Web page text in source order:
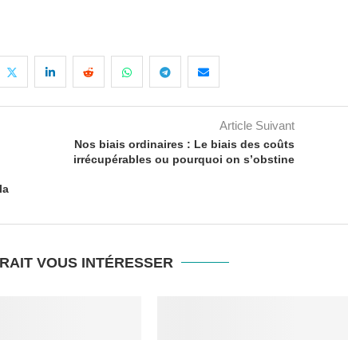
Article Suivant
Nos biais ordinaires : Le biais des coûts
irrécupérables ou pourquoi on s’obstine
VOUS INTÉRESSER